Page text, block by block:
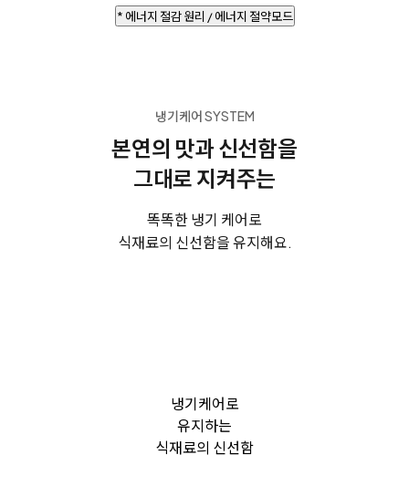
* 에너지 절감 원리 / 에너지 절약모드
냉기케어 SYSTEM
본연의 맛과 신선함을
그대로 지켜주는
똑똑한 냉기 케어로
식재료의 신선함을 유지해요.
냉기케어로
유지하는
식재료의 신선함